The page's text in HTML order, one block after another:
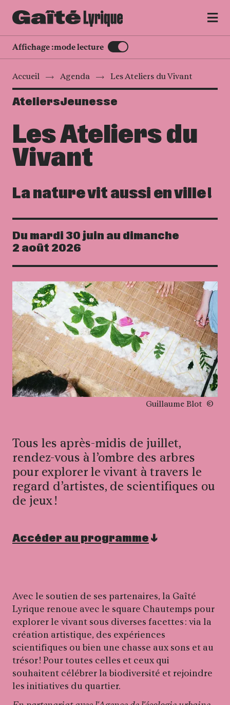
MENU
Affichage :mode lecture
Accueil Agenda Les Ateliers du Vivant
Les Ateliers du
Vivant
La nature vit aussi en ville !
AteliersJeunesse
Dates
Du mardi 30 juin au dimanche
2 août 2026
Droits réservés :
Guillaume Blot
Tous les après-midis de juillet,
rendez-vous à l’ombre des arbres
pour explorer le vivant à travers le
regard d’artistes, de scientifiques ou
de jeux !
Accéder au programme
Avec le soutien de ses partenaires, la Gaîté
Lyrique renoue avec le square Chautemps pour
explorer le vivant sous diverses facettes : via la
création artistique, des expériences
scientifiques ou bien une chasse aux sons et au
trésor ! Pour toutes celles et ceux qui
souhaitent célébrer la biodiversité et rejoindre
les initiatives du quartier.